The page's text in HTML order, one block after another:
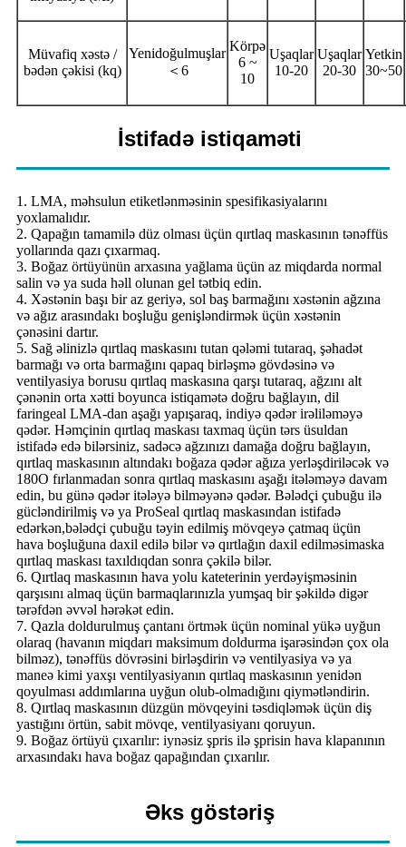
Müvafiq xəstə /
bədən çəkisi (kq)
Yenidoğulmuşlar
＜6
Körpə
6 ~
10
Uşaqlar
10-20
Uşaqlar
20-30
Yetkin
30~50
İstifadə istiqaməti
1. LMA, məhsulun etiketlənməsinin spesifikasiyalarını
yoxlamalıdır.
2. Qapağın tamamilə düz olması üçün qırtlaq maskasının tənəffüs
yollarında qazı çıxarmaq.
3. Boğaz örtüyünün arxasına yağlama üçün az miqdarda normal
salin və ya suda həll olunan gel tətbiq edin.
4. Xəstənin başı bir az geriyə, sol baş barmağını xəstənin ağzına
və ağız arasındakı boşluğu genişləndirmək üçün xəstənin
çənəsini dartır.
5. Sağ əlinizlə qırtlaq maskasını tutan qələmi tutaraq, şəhadət
barmağı və orta barmağını qapaq birləşmə gövdəsinə və
ventilyasiya borusu qırtlaq maskasına qarşı tutaraq, ağzını alt
çənənin orta xətti boyunca istiqamətə doğru bağlayın, dil
faringeal LMA-dan aşağı yapışaraq, indiyə qədər irəliləməyə
qədər. Həmçinin qırtlaq maskası taxmaq üçün tərs üsuldan
istifadə edə bilərsiniz, sadəcə ağzınızı damağa doğru bağlayın,
qırtlaq maskasının altındakı boğaza qədər ağıza yerləşdiriləcək və
180O fırlanmadan sonra qırtlaq maskasını aşağı itələməyə davam
edin, bu günə qədər itələyə bilməyənə qədər. Bələdçi çubuğu ilə
gücləndirilmiş və ya ProSeal qırtlaq maskasından istifadə
edərkən,bələdçi çubuğu təyin edilmiş mövqeyə çatmaq üçün
hava boşluğuna daxil edilə bilər və qırtlağın daxil edilməsimaska ​​
qırtlaq maskası taxıldıqdan sonra çəkilə bilər.
6. Qırtlaq maskasının hava yolu kateterinin yerdəyişməsinin
qarşısını almaq üçün barmaqlarınızla yumşaq bir şəkildə digər
tərəfdən əvvəl hərəkət edin.
7. Qazla doldurulmuş çantanı örtmək üçün nominal yükə uyğun
olaraq (havanın miqdarı maksimum doldurma işarəsindən çox ola
bilməz), tənəffüs dövrəsini birləşdirin və ventilyasiya və ya
maneə kimi yaxşı ventilyasiyanın qırtlaq maskasının yenidən
qoyulması addımlarına uyğun olub-olmadığını qiymətləndirin.
8. Qırtlaq maskasının düzgün mövqeyini təsdiqləmək üçün diş
yastığını örtün, sabit mövqe, ventilyasiyanı qoruyun.
9. Boğaz örtüyü çıxarılır: iynəsiz şpris ilə şprisin hava klapanının
arxasındakı hava boğaz qapağından çıxarılır.
Əks göstəriş